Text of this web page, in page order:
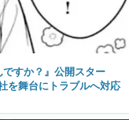
すか？』公開スター
を舞台にトラブルへ対応